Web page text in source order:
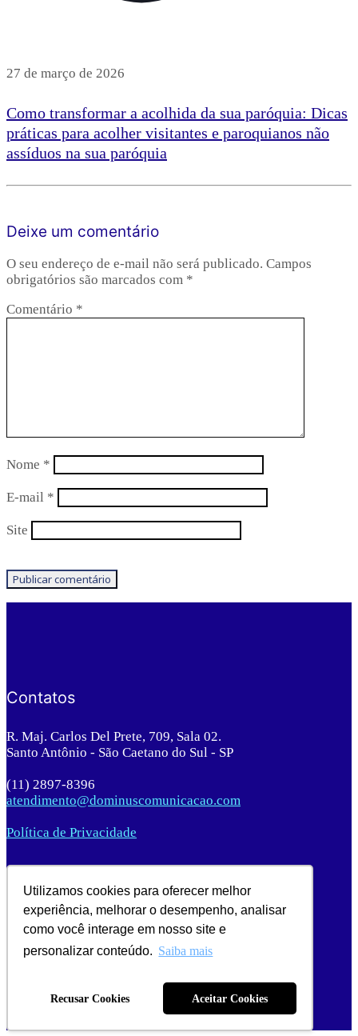
Utilizamos cookies para oferecer melhor
experiência, melhorar o desempenho, analisar
como você interage em nosso site e
personalizar conteúdo. Saiba mais
Recusar Cookies Aceitar Cookies
27 de março de 2026
Como transformar a acolhida da sua paróquia: Dicas
práticas para acolher visitantes e paroquianos não
assíduos na sua paróquia
Deixe um comentário
O seu endereço de e-mail não será publicado. Campos
obrigatórios são marcados com *
Comentário *
Nome *
E-mail *
Site
Contatos
R. Maj. Carlos Del Prete, 709, Sala 02.
Santo Antônio - São Caetano do Sul - SP
(11) 2897-8396
atendimento@dominuscomunicacao.com
Política de Privacidade
© 2020 Dominus Comunicação. Todos os direitos
reservados.